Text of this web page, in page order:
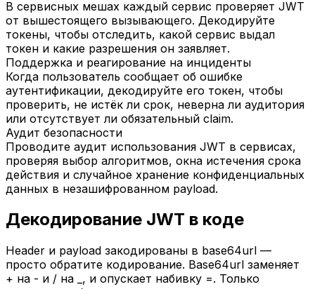
В сервисных мешах каждый сервис проверяет JWT
от вышестоящего вызывающего. Декодируйте
токены, чтобы отследить, какой сервис выдал
токен и какие разрешения он заявляет.
Поддержка и реагирование на инциденты
Когда пользователь сообщает об ошибке
аутентификации, декодируйте его токен, чтобы
проверить, не истёк ли срок, неверна ли аудитория
или отсутствует ли обязательный claim.
Аудит безопасности
Проводите аудит использования JWT в сервисах,
проверяя выбор алгоритмов, окна истечения срока
действия и случайное хранение конфиденциальных
данных в незашифрованном payload.
Декодирование JWT в коде
Header и payload закодированы в base64url —
просто обратите кодирование. Base64url заменяет
+ на - и / на _, и опускает набивку =. Только